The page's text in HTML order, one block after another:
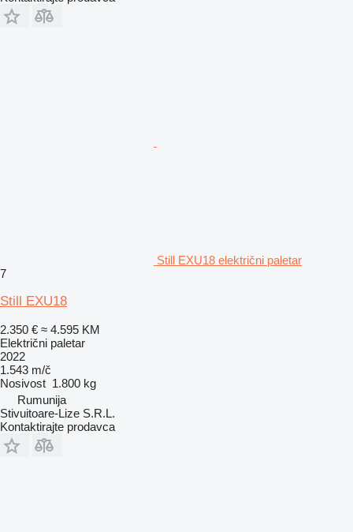
Still EXU18 električni paletar
7
Still EXU18
2.350 € ≈ 4.595 KM
Električni paletar
2022
1.543 m/č
Nosivost 1.800 kg
Rumunija
Stivuitoare-Lize S.R.L.
Kontaktirajte prodavca